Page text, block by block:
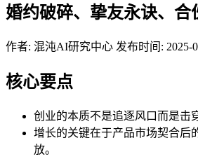
婚约破碎、挚友永诀、
作者: 混沌AI研究中心 发布时间: 2025-
核心要点
创业的本质不是追逐风口而是击
增长的关键在于产品市场契合后
放。